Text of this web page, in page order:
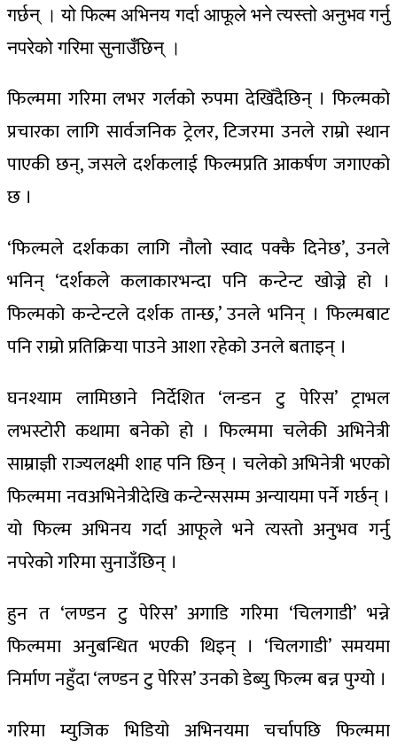
गर्छन् । यो फिल्म अभिनय गर्दा आफूले भने त्यस्तो अनुभव गर्नु
नपरेको गरिमा सुनाउँछिन् ।
फिल्ममा गरिमा लभर गर्लको रुपमा देखिँदैछिन् । फिल्मको
प्रचारका लागि सार्वजनिक ट्रेलर, टिजरमा उनले राम्रो स्थान
पाएकी छन्, जसले दर्शकलाई फिल्मप्रति आकर्षण जगाएको
छ ।
‘फिल्मले दर्शकका लागि नौलो स्वाद पक्कै दिनेछ’, उनले
भनिन् ‘दर्शकले कलाकारभन्दा पनि कन्टेन्ट खोज्ने हो ।
फिल्मको कन्टेन्टले दर्शक तान्छ,’ उनले भनिन् । फिल्मबाट
पनि राम्रो प्रतिक्रिया पाउने आशा रहेको उनले बताइन् ।
घनश्याम लामिछाने निर्देशित ‘लन्डन टु पेरिस’ ट्राभल
लभस्टोरी कथामा बनेको हो । फिल्ममा चलेकी अभिनेत्री
साम्राज्ञी राज्यलक्ष्मी शाह पनि छिन् । चलेको अभिनेत्री भएको
फिल्ममा नवअभिनेत्रीदेखि कन्टेन्ससम्म अन्यायमा पर्ने गर्छन् ।
यो फिल्म अभिनय गर्दा आफूले भने त्यस्तो अनुभव गर्नु
नपरेको गरिमा सुनाउँछिन् ।
हुन त ‘लण्डन टु पेरिस’ अगाडि गरिमा ‘चिलगाडी’ भन्ने
फिल्ममा अनुबन्धित भएकी थिइन् । ‘चिलगाडी’ समयमा
निर्माण नहुँदा ‘लण्डन टु पेरिस’ उनको डेब्यु फिल्म बन्न पुग्यो ।
गरिमा म्युजिक भिडियो अभिनयमा चर्चापछि फिल्ममा